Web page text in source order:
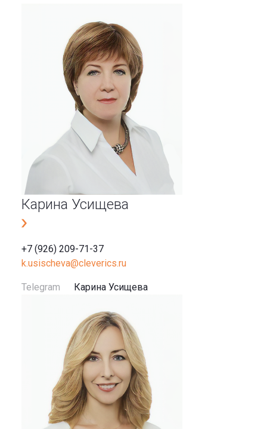
Карина Усищева
+7 (926) 209-71-37
k.usischeva@cleverics.ru
Telegram Карина Усищева